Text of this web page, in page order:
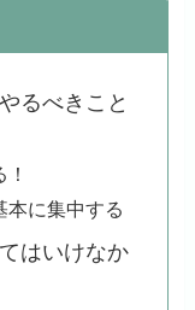
るべきこと
本に集中する
はいけなか